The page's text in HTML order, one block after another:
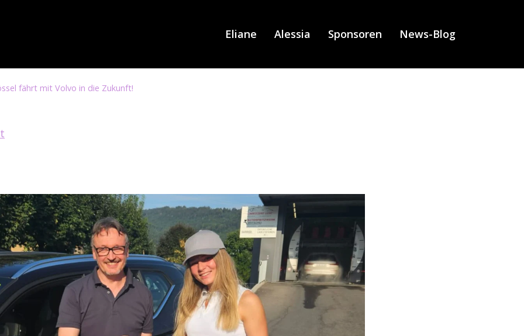
Eliane Alessia Sponsoren News-Blog
fährt mit Volvo in die Zukunft!